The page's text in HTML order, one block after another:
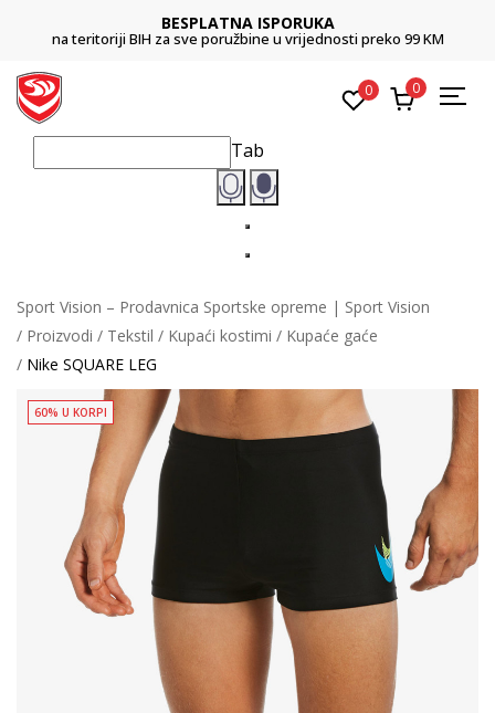
BESPLATNA ISPORUKA
na teritoriji BIH za sve poružbine u vrijednosti preko 99 KM
0 0
Tab
Sport Vision – Prodavnica Sportske opreme | Sport Vision
Proizvodi
Tekstil Kupaći kostimi
Kupaće gaće
Nike SQUARE LEG
60% U KORPI